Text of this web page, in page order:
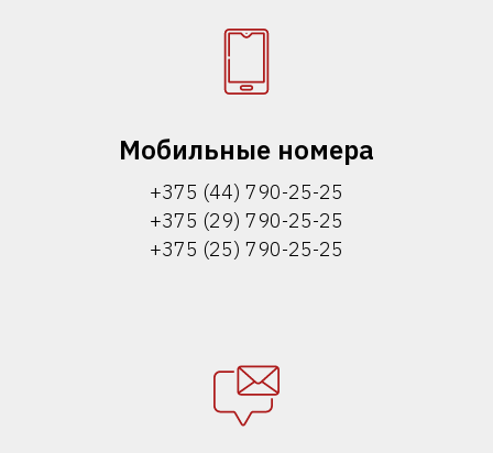
Мобильные номера
+375 (44) 790-25-25
+375 (29) 790-25-25
+375 (25) 790-25-25